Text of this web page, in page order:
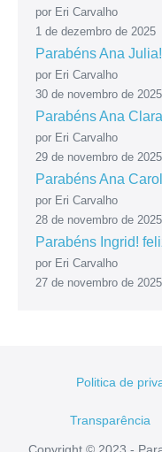
por Eri Carvalho
1 de dezembro de 2025
Parabéns Ana
por Eri Carvalho
30 de novembro de 2025
Parabéns Ana
por Eri Carvalho
29 de novembro de 2025
Parabéns Ana
por Eri Carvalho
28 de novembro de 2025
Parabéns Ingrid!
por Eri Carvalho
27 de novembro de 2025
Politica de
Transparência